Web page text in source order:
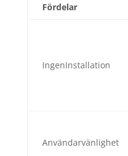
Fördelar
IngenInstallation
Användarvänlighet